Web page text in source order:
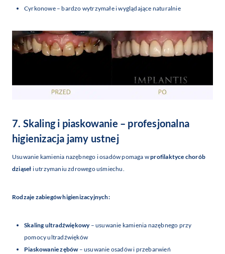
Cyrkonowe – bardzo wytrzymałe i wyglądające naturalnie
7. Skaling i piaskowanie – profesjonalna
higienizacja jamy ustnej
Usuwanie kamienia nazębnego i osadów pomaga wprofilaktyce chorób
dziąseł i utrzymaniu zdrowego uśmiechu.
Rodzaje zabiegów higienizacyjnych:
Skaling ultradźwiękowy– usuwanie kamienia nazębnego przy
pomocy ultradźwięków
Piaskowanie zębów– usuwanie osadów i przebarwień